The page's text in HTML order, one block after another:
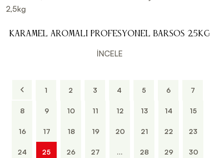
Karamel Aromalı Profesyonel Barsos 2,5kg
İNCELE
1 2 3 4 5 6 7
8 9 10 11 12 13 14 15
16 17 18 19 20 21 22 23
24 25 26 27 ... 28 29 30